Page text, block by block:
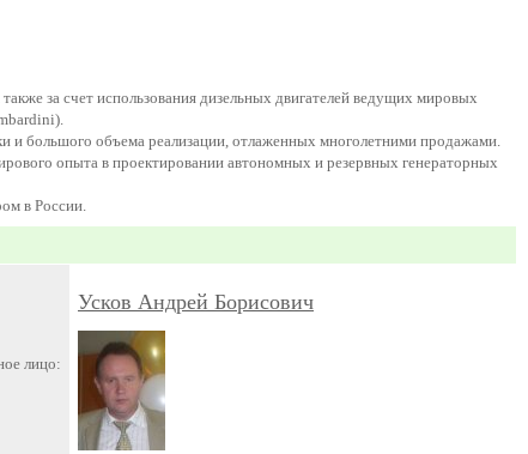
за счет использования дизельных двигателей ведущих мировых
и большого объема реализации, отлаженных многолетними продажами.
опыта в проектировании автономных и резервных генераторных
в России.
лицо:
Усков Андрей Борисович